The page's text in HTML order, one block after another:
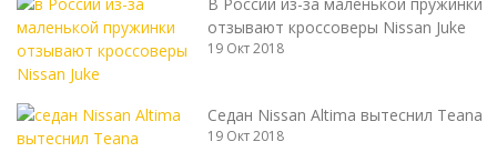
отзывают кроссоверы Nissan Juke
19 Окт 2018
Седан Nissan Altima вытеснил Teana
19 Окт 2018